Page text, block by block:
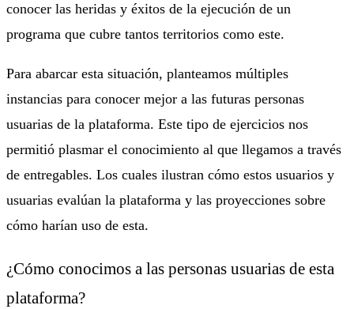
conocer las heridas y éxitos de la ejecución de un
programa que cubre tantos territorios como este.
Para abarcar esta situación, planteamos múltiples
instancias para conocer mejor a las futuras personas
usuarias de la plataforma. Este tipo de ejercicios nos
permitió plasmar el conocimiento al que llegamos a través
de entregables. Los cuales ilustran cómo estos usuarios y
usuarias evalúan la plataforma y las proyecciones sobre
cómo harían uso de esta.
¿Cómo conocimos a las personas usuarias de esta
plataforma?